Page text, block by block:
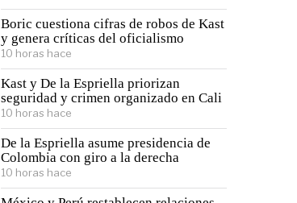
Boric cuestiona cifras de robos de Kast
y genera críticas del oficialismo
10 horas hace
Kast y De la Espriella priorizan
seguridad y crimen organizado en Cali
10 horas hace
De la Espriella asume presidencia de
Colombia con giro a la derecha
10 horas hace